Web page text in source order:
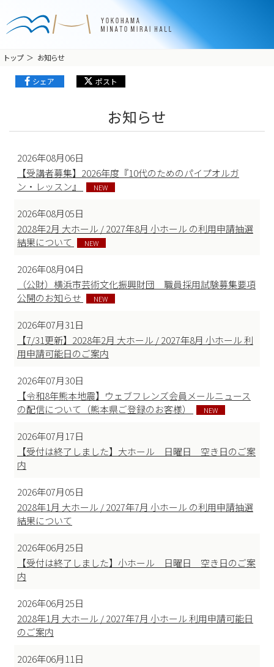
トップ お知らせ
シェア ポスト
お知らせ
2026年08月06日
【受講者募集】2026年度『10代のためのパイプオルガ
ン・レッスン』
NEW
2026年08月05日
2028年2月 大ホール / 2027年8月 小ホール の利用申請抽選
結果について
NEW
2026年08月04日
（公財）横浜市芸術文化振興財団 職員採用試験募集要項
公開のお知らせ
NEW
2026年07月31日
【7/31更新】2028年2月 大ホール / 2027年8月 小ホール 利
用申請可能日のご案内
2026年07月30日
【令和8年熊本地震】ウェブフレンズ会員メールニュース
の配信について（熊本県ご登録のお客様）
NEW
2026年07月17日
【受付は終了しました】大ホール 日曜日 空き日のご案
内
2026年07月05日
2028年1月 大ホール / 2027年7月 小ホール の利用申請抽選
結果について
2026年06月25日
【受付は終了しました】小ホール 日曜日 空き日のご案
内
2026年06月25日
2028年1月 大ホール / 2027年7月 小ホール 利用申請可能日
のご案内
2026年06月11日